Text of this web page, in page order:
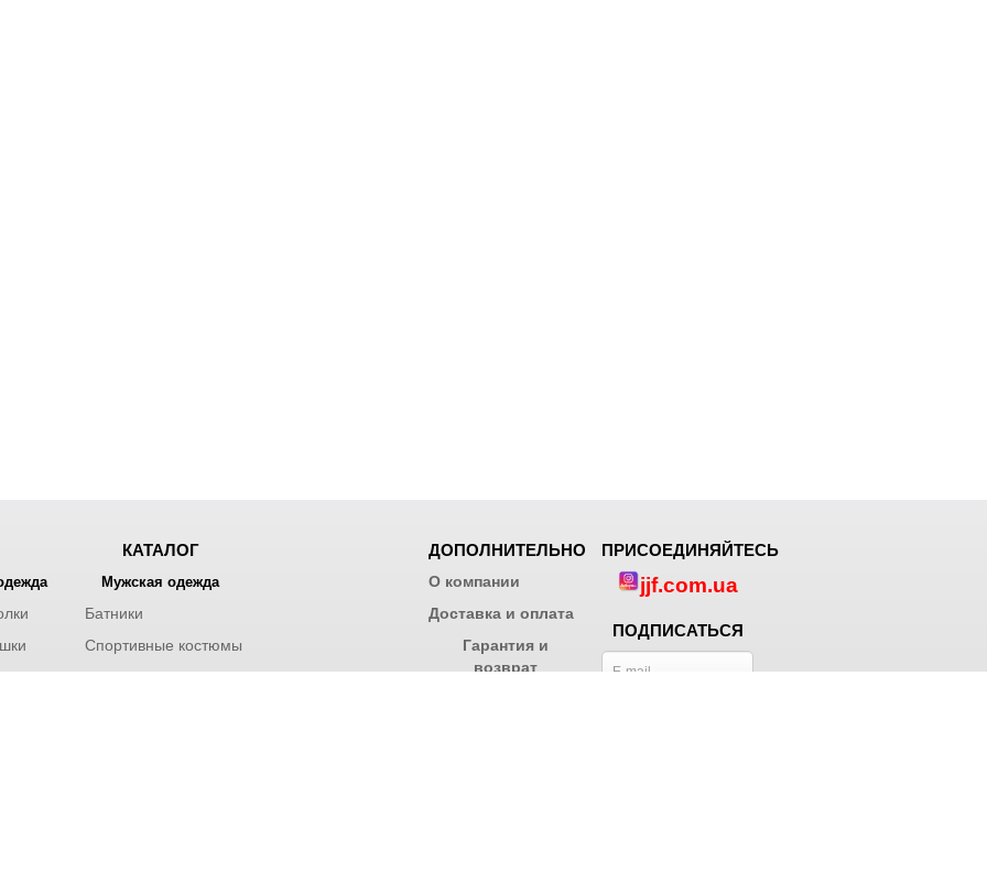
КАТАЛОГ
костюмы
Мужская одежда
Батники
Спортивные костюмы
ФутболкиХуди
ДОПОЛНИТЕЛЬНО
О компании
Доставка и оплата
Гарантия и
возврат
ПРИСОЕДИНЯЙТЕСЬ
jjf.com.ua
ПОДПИСАТЬСЯ